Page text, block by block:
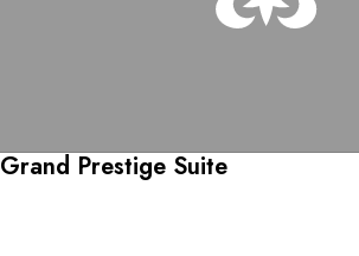
Grand Prestige Suite